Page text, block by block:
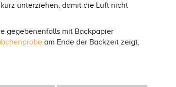
unterziehen, damit die Luft nicht
gegebenenfalls mit Backpapier
am Ende der Backzeit zeigt,